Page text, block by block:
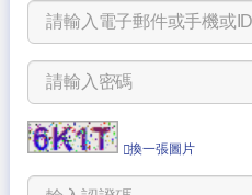
換一張圖片